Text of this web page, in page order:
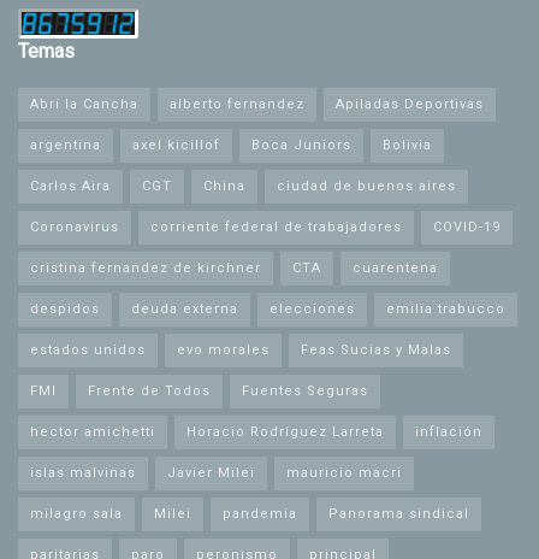
Temas
Abrí la Cancha alberto fernandez Apiladas Deportivas
argentina axel kicillof Boca Juniors Bolivia
Carlos Aira CGT China ciudad de buenos aires
Coronavirus corriente federal de trabajadores COVID-19
cristina fernandez de kirchner CTA cuarentena
despidos deuda externa elecciones emilia trabucco
estados unidos evo morales Feas Sucias y Malas
FMI Frente de Todos Fuentes Seguras
hector amichetti Horacio Rodríguez Larreta inflación
islas malvinas Javier Milei mauricio macri
milagro sala Milei pandemia Panorama sindical
paritarias paro peronismo principal